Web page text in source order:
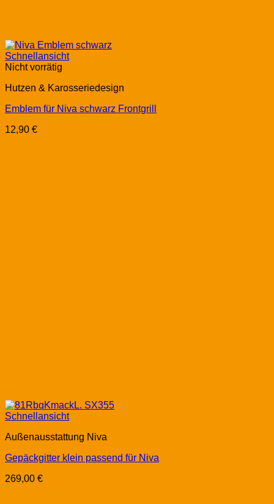
Schnellansicht
Nicht vorrätig
Hutzen & Karosseriedesign
Emblem für Niva schwarz Frontgrill
12,90 €
Schnellansicht
Außenausstattung Niva
Gepäckgitter klein passend für Niva
269,00 €